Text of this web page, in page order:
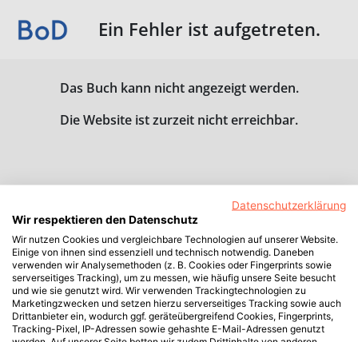
Ein Fehler ist aufgetreten.
Das Buch kann nicht angezeigt werden.
Die Website ist zurzeit nicht erreichbar.
Datenschutzerklärung
Wir respektieren den Datenschutz
Wir nutzen Cookies und vergleichbare Technologien auf unserer Website.
Einige von ihnen sind essenziell und technisch notwendig. Daneben
verwenden wir Analysemethoden (z. B. Cookies oder Fingerprints sowie
serverseitiges Tracking), um zu messen, wie häufig unsere Seite besucht
und wie sie genutzt wird. Wir verwenden Trackingtechnologien zu
Marketingzwecken und setzen hierzu serverseitiges Tracking sowie auch
Drittanbieter ein, wodurch ggf. geräteübergreifend Cookies, Fingerprints,
Tracking-Pixel, IP-Adressen sowie gehashte E-Mail-Adressen genutzt